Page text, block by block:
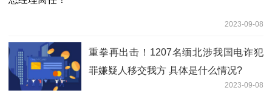
2023-09-08
重拳再出击！1207名缅北涉我国电诈犯
罪嫌疑人移交我方 具体是什么情况?
2023-09-08